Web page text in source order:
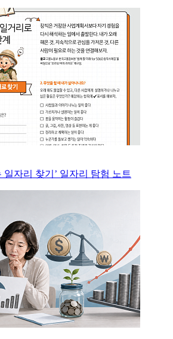
일자리 찾기’ 일자리 탐험 노트